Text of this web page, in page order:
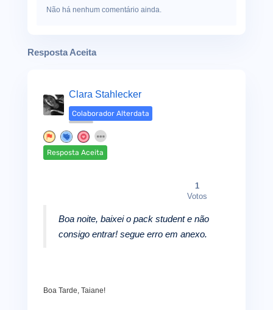
Não há nenhum comentário ainda.
Resposta Aceita
Clara Stahlecker
Colaborador Alterdata
Resposta Aceita
1
Votos
Boa noite, baixei o pack student e não
consigo entrar! segue erro em anexo.
Boa Tarde, Taiane!